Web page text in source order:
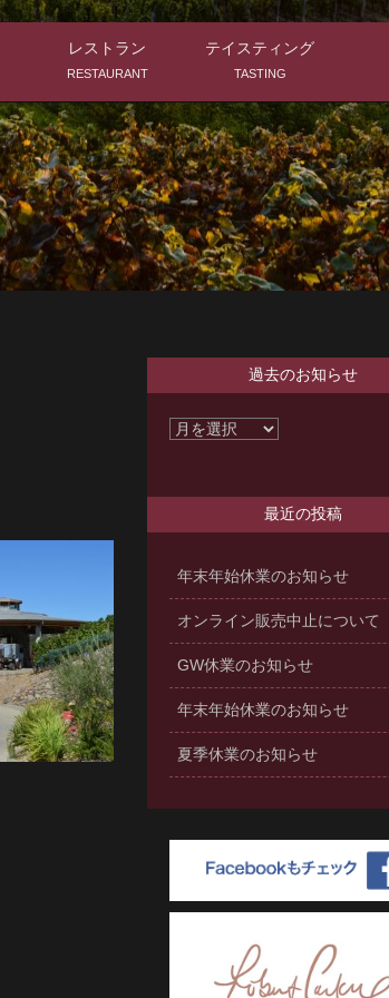
レストラン
RESTAURANT
テイスティング
TASTING
過去のお知らせ
最近の投稿
年末年始休業のお知らせ
オンライン販売中止について
GW休業のお知らせ
年末年始休業のお知らせ
夏季休業のお知らせ